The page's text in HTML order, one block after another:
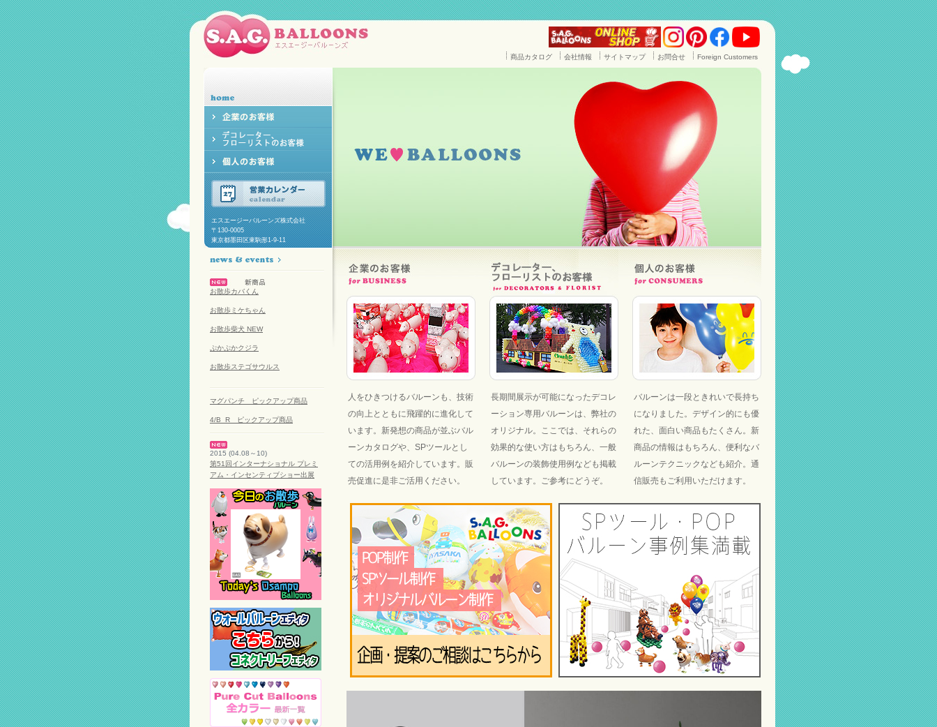
商品カタログ 会社情報 サイトマップ お問合せ Foreign Customers
エスエージーバルーンズ株式会社
〒130-0005
東京都墨田区東駒形1-9-11
お散歩カバくん
お散歩ミケちゃん
お散歩柴犬 NEW
ぷかぷかクジラ
お散歩ステゴサウルス
マグパンチ ピックアップ商品
4/B_R ピックアップ商品
2015 (04.08～10)
第51回インターナショナル プレミ
アム・インセンティブショー出展
人をひきつけるバルーンも、技術
の向上とともに飛躍的に進化して
います。新発想の商品が並ぶバル
ーンカタログや、SPツールとし
ての活用例を紹介しています。販
売促進に是非ご活用ください。
長期間展示が可能になったデコレ
ーション専用バルーンは、弊社の
オリジナル。ここでは、それらの
効果的な使い方はもちろん、一般
バルーンの装飾使用例なども掲載
しています。ご参考にどうぞ。
バルーンは一段ときれいで長持ち
になりました。デザイン的にも優
れた、面白い商品もたくさん。新
商品の情報はもちろん、便利なバ
ルーンテクニックなども紹介。通
信販売もご利用いただけます。